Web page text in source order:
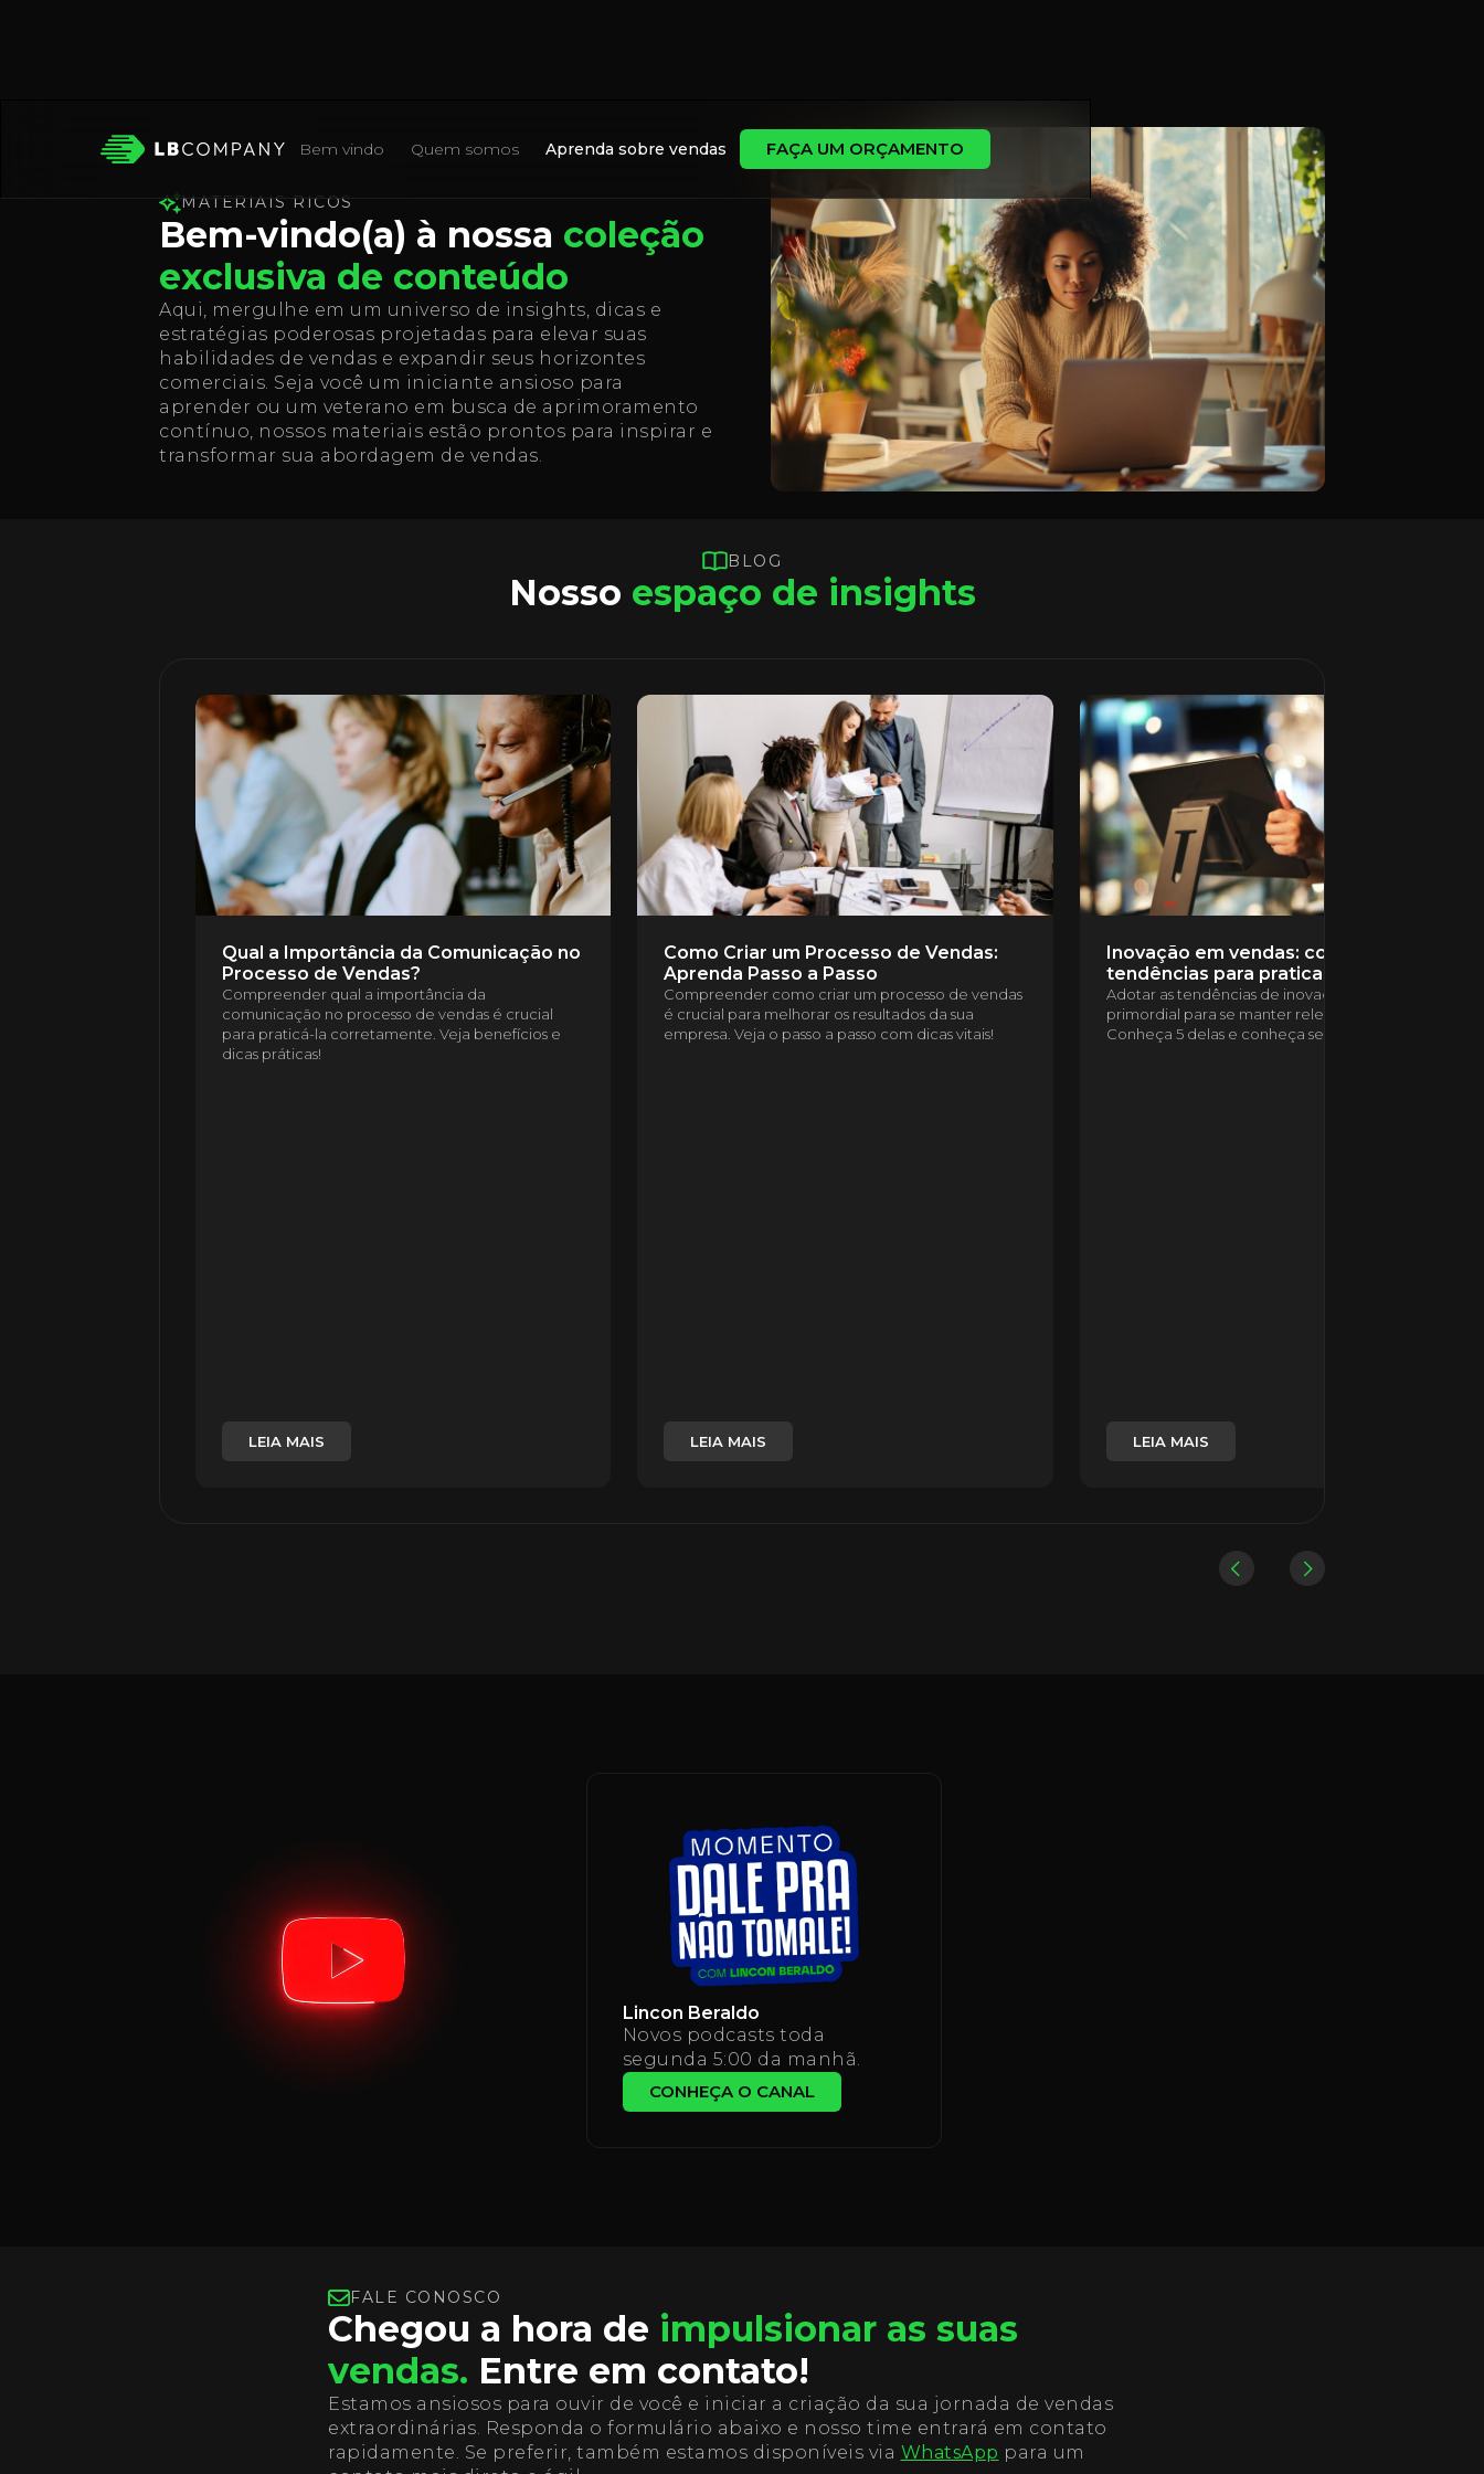
Bem vindo Quem somos Aprenda sobre vendas FAÇA UM ORÇAMENTO
MATERIAIS RICOS
Bem-vindo(a) à nossa coleção
exclusiva de conteúdo
Aqui, mergulhe em um universo de insights, dicas e
estratégias poderosas projetadas para elevar suas
habilidades de vendas e expandir seus horizontes
comerciais. Seja você um iniciante ansioso para
aprender ou um veterano em busca de aprimoramento
contínuo, nossos materiais estão prontos para inspirar e
transformar sua abordagem de vendas.
BLOG
Nosso espaço de insights
Qual a Importância da Comunicação no
Processo de Vendas?
Compreender qual a importância da
comunicação no processo de vendas é crucial
para praticá-la corretamente. Veja benefícios e
dicas práticas!
LEIA MAIS
Como Criar um Processo de Vendas:
Aprenda Passo a Passo
Compreender como criar um processo de vendas
é crucial para melhorar os resultados da sua
empresa. Veja o passo a passo com dicas vitais!
LEIA MAIS
Inovação em vendas: conheça 5
tendências para praticar
Adotar as tendências de inovação em vendas é
primordial para se manter relevante no mercado.
Conheça 5 delas e conheça seus benefícios!
LEIA MAIS
Lincon Beraldo
Novos podcasts toda
segunda 5:00 da manhã.
CONHEÇA O CANAL
FALE CONOSCO
Chegou a hora de impulsionar as suas
vendas. Entre em contato!
Estamos ansiosos para ouvir de você e iniciar a criação da sua jornada de vendas
extraordinárias. Responda o formulário abaixo e nosso time entrará em contato
rapidamente. Se preferir, também estamos disponíveis via WhatsApp para um